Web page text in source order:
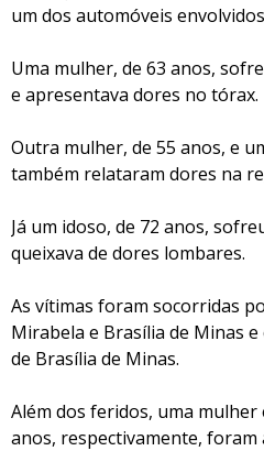
um dos automóveis
Uma mulher, de 63 anos,
e apresentava dores no tórax.
Outra mulher, de 55 anos, e
também relataram dores na
Já um idoso, de 72 anos,
queixava de dores lombares.
As vítimas foram socorridas
Mirabela e Brasília de Minas
de Brasília de Minas.
Além dos feridos, uma mulher
anos, respectivamente, foram